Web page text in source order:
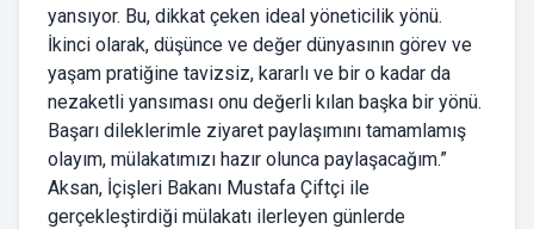
yansıyor. Bu, dikkat çeken ideal yöneticilik yönü.
İkinci olarak, düşünce ve değer dünyasının görev ve
yaşam pratiğine tavizsiz, kararlı ve bir o kadar da
nezaketli yansıması onu değerli kılan başka bir yönü.
Başarı dileklerimle ziyaret paylaşımını tamamlamış
olayım, mülakatımızı hazır olunca paylaşacağım.”
Aksan, İçişleri Bakanı Mustafa Çiftçi ile
gerçekleştirdiği mülakatı ilerleyen günlerde